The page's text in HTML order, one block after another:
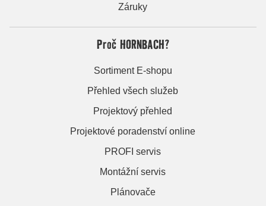
Záruky
Proč HORNBACH?
Sortiment E-shopu
Přehled všech služeb
Projektový přehled
Projektové poradenství online
PROFI servis
Montážní servis
Plánovače